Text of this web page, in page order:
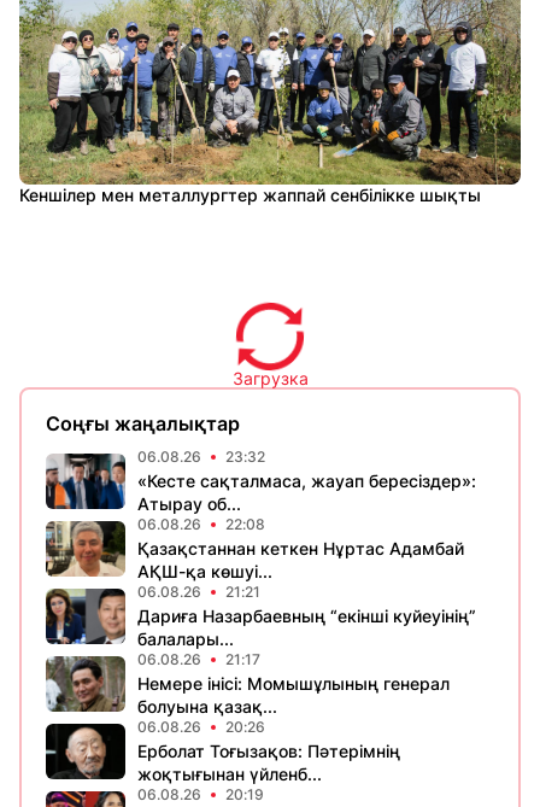
Кеншілер мен металлургтер жаппай сенбілікке шықты
Загрузка
Соңғы жаңалықтар
06.08.26 23:32
«Кесте сақталмаса, жауап бересіздер»:
Атырау об...
06.08.26 22:08
Қазақстаннан кеткен Нұртас Адамбай
АҚШ-қа көшуі...
06.08.26 21:21
Дариға Назарбаевның “екінші куйеуінің”
балалары...
06.08.26 21:17
Немере інісі: Момышұлының генерал
болуына қазақ...
06.08.26 20:26
Ерболат Тоғызақов: Пәтерімнің
жоқтығынан үйленб...
06.08.26 20:19